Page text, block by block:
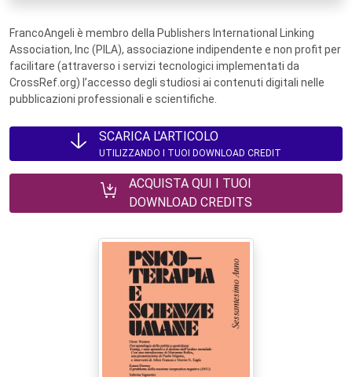
FrancoAngeli è membro della Publishers International Linking
Association, Inc (PILA), associazione indipendente e non profit per
facilitare (attraverso i servizi tecnologici implementati da
CrossRef.org) l’accesso degli studiosi ai contenuti digitali nelle
pubblicazioni professionali e scientifiche.
SCARICA L'ARTICOLO
UTILIZZANDO I TUOI DOWNLOAD CREDIT
ACQUISTA QUI I TUOI
DOWNLOAD CREDITS